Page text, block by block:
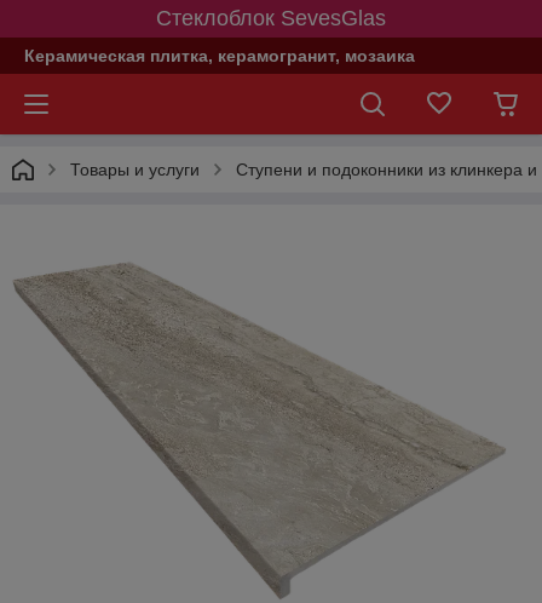
Стеклоблок SevesGlas
Керамическая плитка, керамогранит, мозаика
Товары и услуги Ступени и подоконники из клинкера